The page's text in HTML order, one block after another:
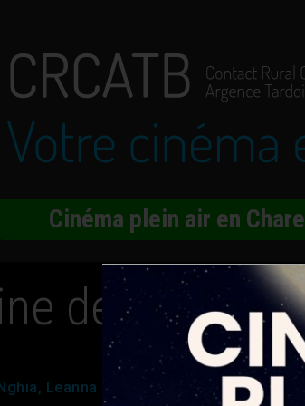
Cinéma plein air en
des Nguyen
Leanna Chea